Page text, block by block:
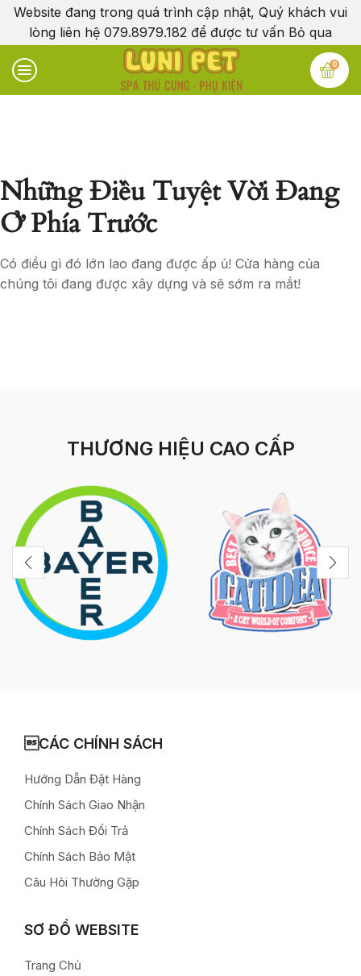
Website đang trong quá trình cập nhật, Quý khách vui
lòng liên hệ 079.8979.182 để được tư vấn Bỏ qua
0
Những Điều Tuyệt Vời Đang
Ở Phía Trước
Có điều gì đó lớn lao đang được ấp ủ! Cửa hàng của
chúng tôi đang được xây dựng và sẽ sớm ra mắt!
THƯƠNG HIỆU CAO CẤP
CÁC CHÍNH SÁCH
Hướng Dẫn Đặt Hàng
Chính Sách Giao Nhận
Chính Sách Đổi Trả
Chính Sách Bảo Mật
Câu Hỏi Thường Gặp
SƠ ĐỒ WEBSITE
Trang Chủ